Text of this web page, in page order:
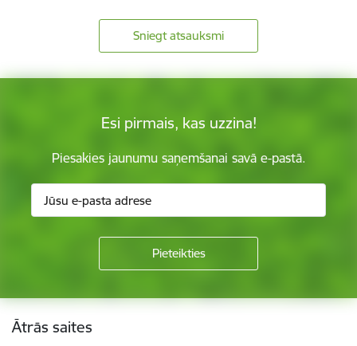
Sniegt atsauksmi
Esi pirmais, kas uzzina!
Piesakies jaunumu saņemšanai savā e-pastā.
Kājene
Ātrās saites